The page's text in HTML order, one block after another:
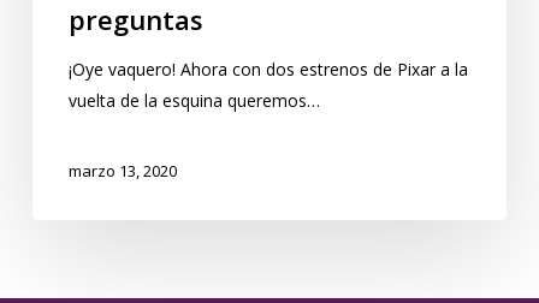
preguntas
¡Oye vaquero! Ahora con dos estrenos de Pixar a la
vuelta de la esquina queremos…
marzo 13, 2020